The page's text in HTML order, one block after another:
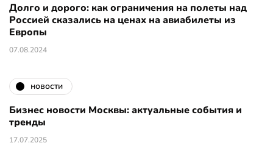
Долго и дорого: как ограничения на полеты над
Россией сказались на ценах на авиабилеты из
Европы
07.08.2024
новости
Бизнес новости Москвы: актуальные события и
тренды
17.07.2025